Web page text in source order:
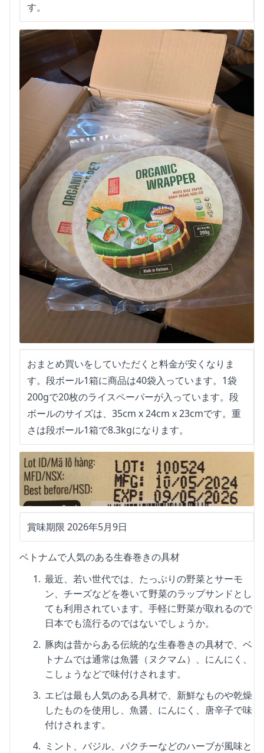
す。
おまとめ買いをしていただくと料金が安くなりま
す。段ボール1箱に商品は40袋入っています。1袋
200gで20枚のライスペーパーが入っています。段
ボールのサイズは、35cm x 24cm x 23cmです。重
さは段ボール1箱で8.3kgになります。
賞味期限 2026年5月9日
ベトナムで人気のある生春巻きの具材
最近、若い世代では、たっぷりの野菜とサーモ
ン、チーズなどを巻いて野菜のラップサンドとし
ても利用されています。手軽に野菜が取れるので
日本でも流行るのではないでしょうか。
豚肉は昔からある伝統的な生春巻きの具材で、ベ
トナムでは通常は魚醤（ヌクマム）、にんにく、
こしょうなどで味付けされます。
エビは最も人気のある具材で、新鮮なものや乾燥
したものを使用し、魚醤、にんにく、唐辛子で味
付けされます。
ミント、バジル、パクチーなどのハーブが風味と